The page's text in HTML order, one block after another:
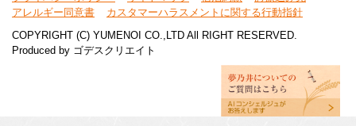
アレルギー同意書
カスタマーハラスメントに関する行動指針
COPYRIGHT (C) YUMENOI CO.,LTD All RIGHT RESERVED.
Produced by ゴデスクリエイト